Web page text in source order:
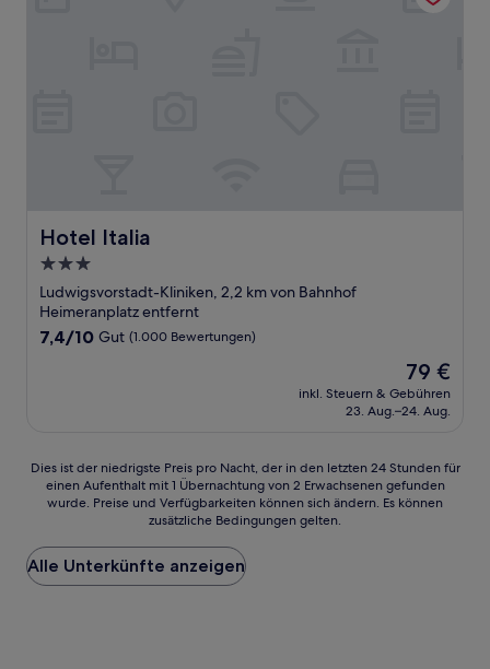
Hotel Italia
Hotel Italia
3.0-
Sterne-
Unterkunft
Ludwigsvorstadt-Kliniken, 2,2 km von Bahnhof
Heimeranplatz entfernt
7.4
7,4/10 Gut (1.000 Bewertungen)
Der
Preis
beträgt
79 €
inkl. Steuern & Gebühren
23. Aug.–24. Aug.
Dies
der
Preis
pro
Nacht,
Dies ist der niedrigste Preis pro Nacht, der in den letzten 24 Stunden für
einen Aufenthalt mit 1 Übernachtung von 2 Erwachsenen gefunden
wurde. Preise und Verfügbarkeiten können sich ändern. Es können
zusätzliche Bedingungen gelten.
Alle Unterkünfte anzeigen